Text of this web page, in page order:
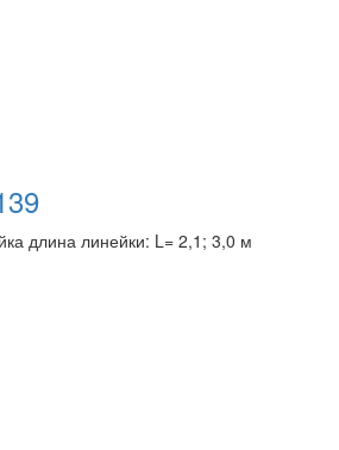
длина линейки: L= 2,1; 3,0 м